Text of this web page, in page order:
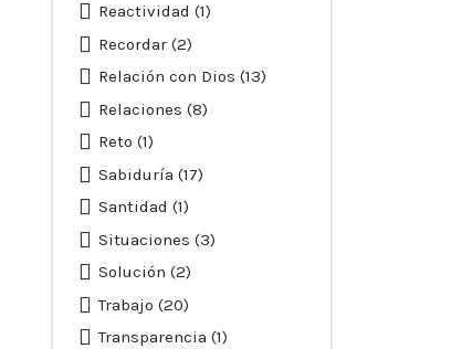
Reactividad (1)
Recordar(2)
Relación con Dios (13)
Relaciones (8)
Reto (1)
Sabiduría (17)
Santidad (1)
Situaciones (3)
Solución (2)
Trabajo (20)
Transparencia (1)